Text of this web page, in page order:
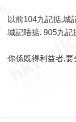
以前104九記掂,城
城記唔掂. 905九記
你係既得利益者,